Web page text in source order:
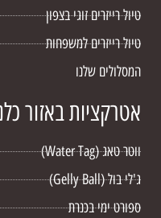
טיול רייזרים זוגי בצפון
טיול רייזרים למשפחות
המסלולים שלנו
אטרקציות באזור
ווטר טאג (Water Tag)
ג'לי בול (Gelly Ball)
ספורט ימי בכנרת